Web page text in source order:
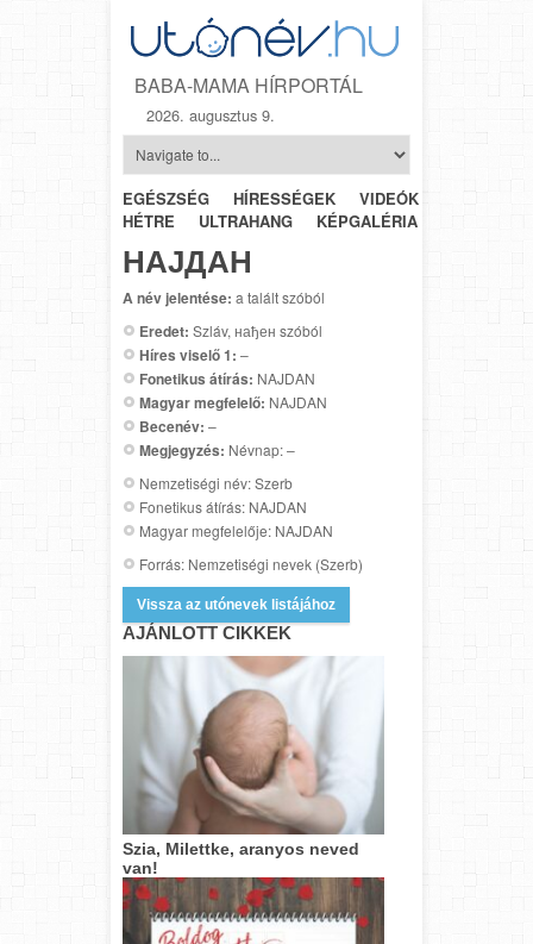
BABA-MAMA HÍRPORTÁL
2026. augusztus 9.
EGÉSZSÉG HÍRESSÉGEK VIDEÓK
HÉTRŐL-
HÉTRE
ULTRAHANG KÉPGALÉRIA
НАЈДАН
A név jelentése: a talált szóból
Eredet: Szláv, нађен szóból
Híres viselő 1: –
Fonetikus átírás: NAJDAN
Magyar megfelelő: NAJDAN
Becenév: –
Megjegyzés: Névnap: –
Nemzetiségi név: Szerb
Fonetikus átírás: NAJDAN
Magyar megfelelője: NAJDAN
Forrás: Nemzetiségi nevek (Szerb)
Vissza az utónevek listájához
AJÁNLOTT CIKKEK
Szia, Milettke, aranyos neved
van!